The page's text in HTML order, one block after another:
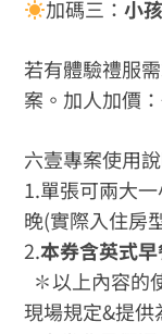
加碼三：小
若有體驗禮服
案。加人加價
六壹專案使用
1.單張可兩大
晚(實際入住房
2.本券含英式
✽以上內容的
現場規定&提供